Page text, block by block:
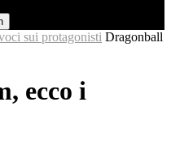
sui protagonisti Dragonball
ecco i